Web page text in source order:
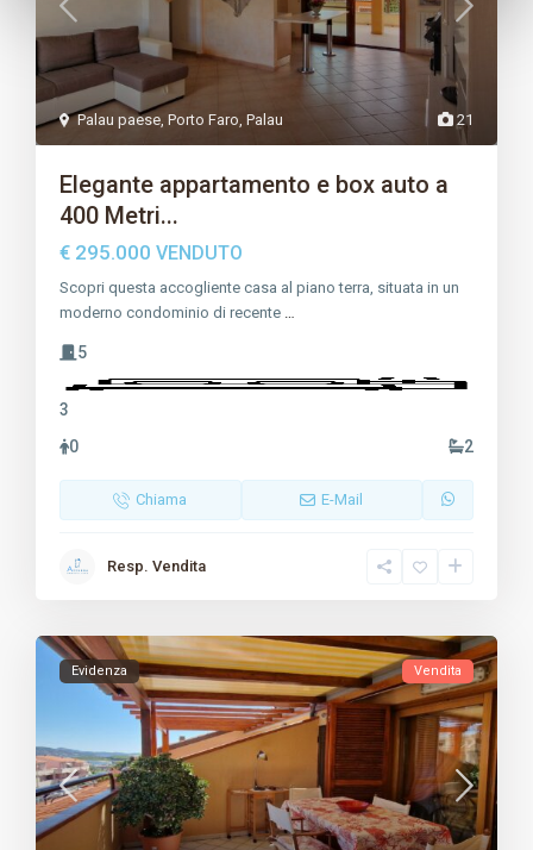
21
Palau paese,Porto Faro,Palau
Elegante appartamento e box auto a
400 Metri...
€ 295.000VENDUTO
Scopri questa accogliente casa al piano terra, situata in un
moderno condominio di recente …
5
3
0
2
Chiama E-Mail
Resp. Vendita
Evidenza Vendita